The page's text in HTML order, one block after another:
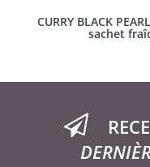
CURRY BLACK
sachet